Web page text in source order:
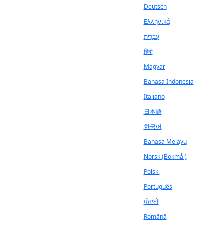
Deutsch
Ελληνικά
עִבְרִית
हिंदी
Magyar
Bahasa Indonesia
Italiano
日本語
한국어
Bahasa Melayu
Norsk (Bokmål)
Polski
Português
ਪੰਜਾਬੀ
Română